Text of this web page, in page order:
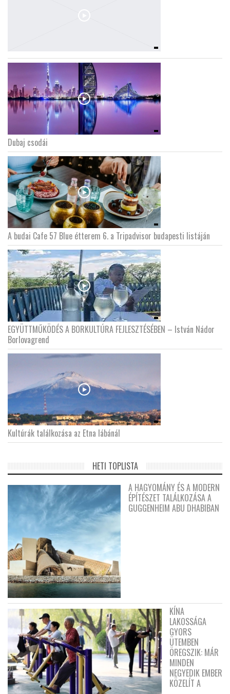
Dubaj csodái
A budai Cafe 57 Blue étterem 6. a Tripadvisor budapesti listáján
EGYÜTTMŰKÖDÉS A BORKULTÚRA FEJLESZTÉSÉBEN – István Nádor
Borlovagrend
Kultúrák találkozása az Etna lábánál
HETI TOPLISTA
A HAGYOMÁNY ÉS A MODERN
ÉPÍTÉSZET TALÁLKOZÁSA A
GUGGENHEIM ABU DHABIBAN
KÍNA
LAKOSSÁGA
GYORS
ÜTEMBEN
ÖREGSZIK: MÁR
MINDEN
NEGYEDIK EMBER
KÖZELÍT A